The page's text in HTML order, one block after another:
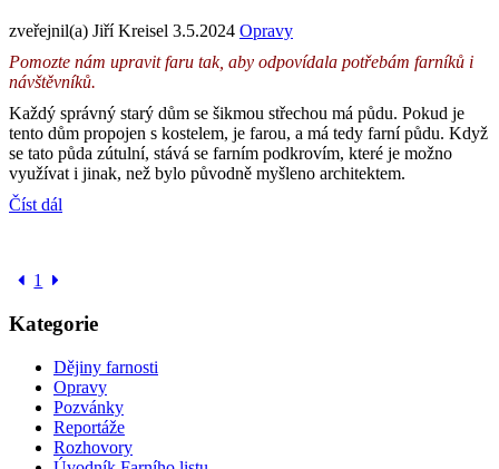
zveřejnil(a) Jiří Kreisel 3.5.2024 Opravy
Pomozte nám upravit faru tak, aby odpovídala potřebám farníků i
návštěvníků.
Každý správný starý dům se šikmou střechou má půdu. Pokud je
tento dům propojen s kostelem, je farou, a má tedy farní půdu. Když
se tato půda zútulní, stává se farním podkrovím, které je možno
využívat i jinak, než bylo původně myšleno architektem.
Číst dál
1
Kategorie
Dějiny farnosti
Opravy
Pozvánky
Reportáže
Rozhovory